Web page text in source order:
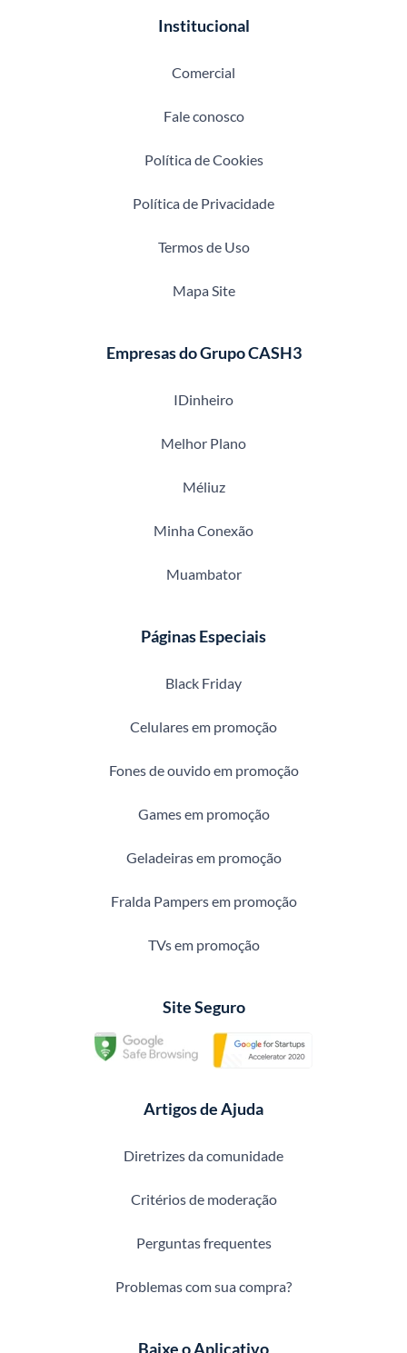
Institucional
Comercial
Fale conosco
Política de Cookies
Política de Privacidade
Termos de Uso
Mapa Site
Empresas do Grupo CASH3
IDinheiro
Melhor Plano
Méliuz
Minha Conexão
Muambator
Páginas Especiais
Black Friday
Celulares em promoção
Fones de ouvido em promoção
Games em promoção
Geladeiras em promoção
Fralda Pampers em promoção
TVs em promoção
Site Seguro
Artigos de Ajuda
Diretrizes da comunidade
Critérios de moderação
Perguntas frequentes
Problemas com sua compra?
Baixe o Aplicativo